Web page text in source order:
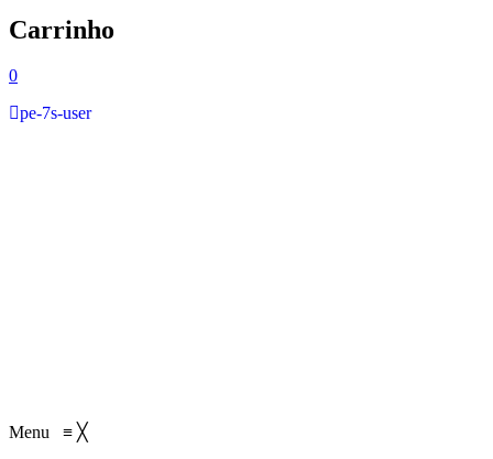
Carrinho
0
pe-7s-user
Menu ≡ ╳